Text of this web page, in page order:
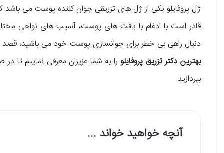
ژل پروفایلو یکی از ژل های تزریقی جوان کننده پوست می
قادر است با ادغام با بافت های پوست، آسیب های نواحی
دنبال راهی بی خطر برای جوانسازی پوست خود می باشید، قصد
بهترین دکتر تزریق پروفایلورا به شما عزیزان معرفی نماییم تا
بپردازید.
آنچه خواهید خواند ...